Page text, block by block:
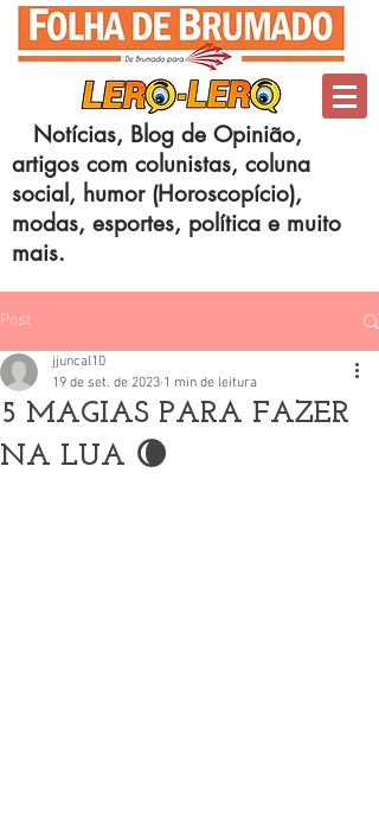
Notícias, Blog de Opinião,
artigos com colunistas, coluna
social, humor (Horoscopício),
modas, esportes, política e muito
mais.
Post
5 MAGIAS PARA FAZER
NA LUA 🌘
jjuncal10
19 de set. de 2023 1 min de leitura